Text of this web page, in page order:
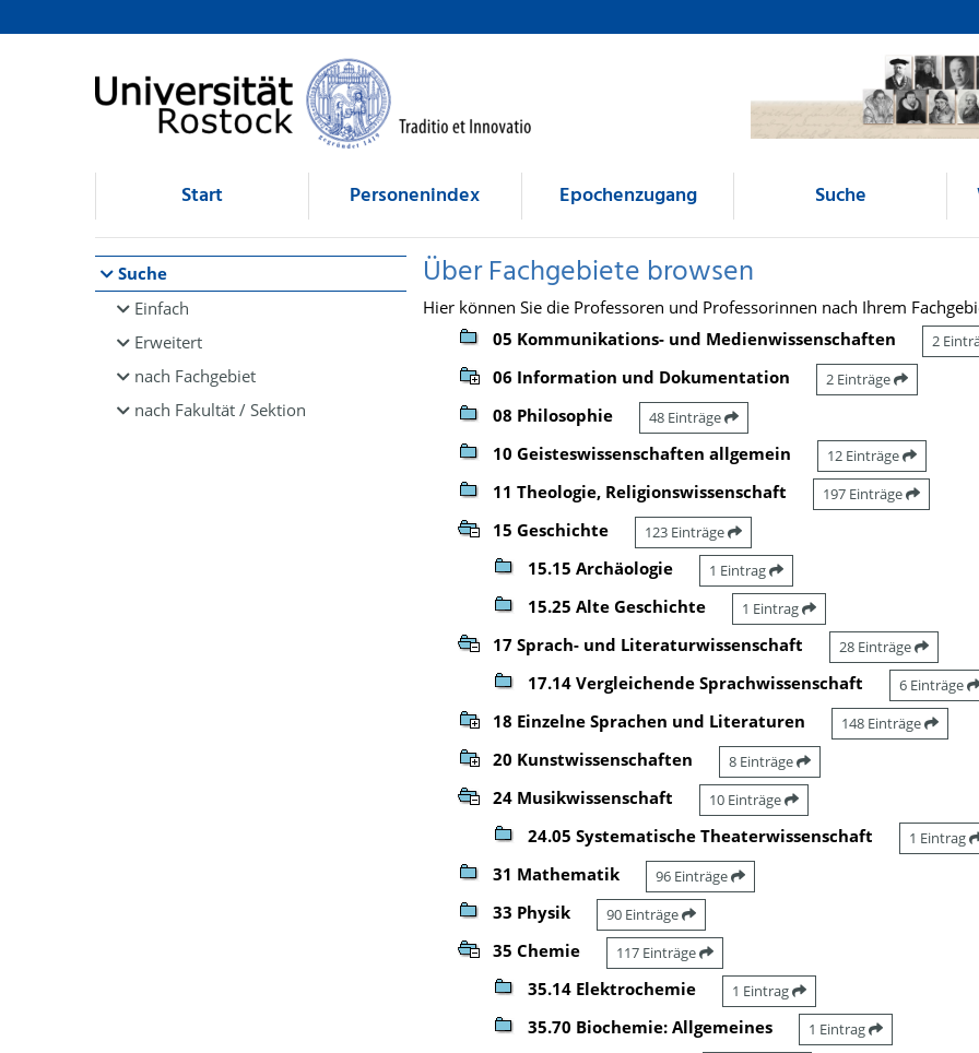
Browsen
direkt zum Inhalt
Start Personenindex Epochenzugang Suche
Suche
Einfach
Erweitert
nach Fachgebiet
nach Fakultät / Sektion
Über Fachgebiete browsen
Hier können Sie die Professoren und Professorinnen nach Ihrem
05 Kommunikations- und Medienwissenschaften
2
06 Information und Dokumentation 2 Einträge
08 Philosophie 48 Einträge
10 Geisteswissenschaften allgemein 12 Einträge
11 Theologie, Religionswissenschaft 197 Einträge
15 Geschichte 123 Einträge
15.15 Archäologie 1 Eintrag
15.25 Alte Geschichte 1 Eintrag
17 Sprach- und Literaturwissenschaft 28 Einträge
17.14 Vergleichende Sprachwissenschaft 6 Einträge
18 Einzelne Sprachen und Literaturen 148 Einträge
20 Kunstwissenschaften 8 Einträge
24 Musikwissenschaft 10 Einträge
24.05 Systematische Theaterwissenschaft 1 Eintrag
31 Mathematik 96 Einträge
33 Physik 90 Einträge
35 Chemie 117 Einträge
35.14 Elektrochemie 1 Eintrag
35.70 Biochemie: Allgemeines 1 Eintrag